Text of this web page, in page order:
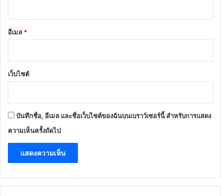
อีเมล *
เว็บไซต์
บันทึกชื่อ, อีเมล และชื่อเว็บไซต์ของฉันบนเบราว์เซอร์นี้ สำหรับการแสดง
ความเห็นครั้งถัดไป